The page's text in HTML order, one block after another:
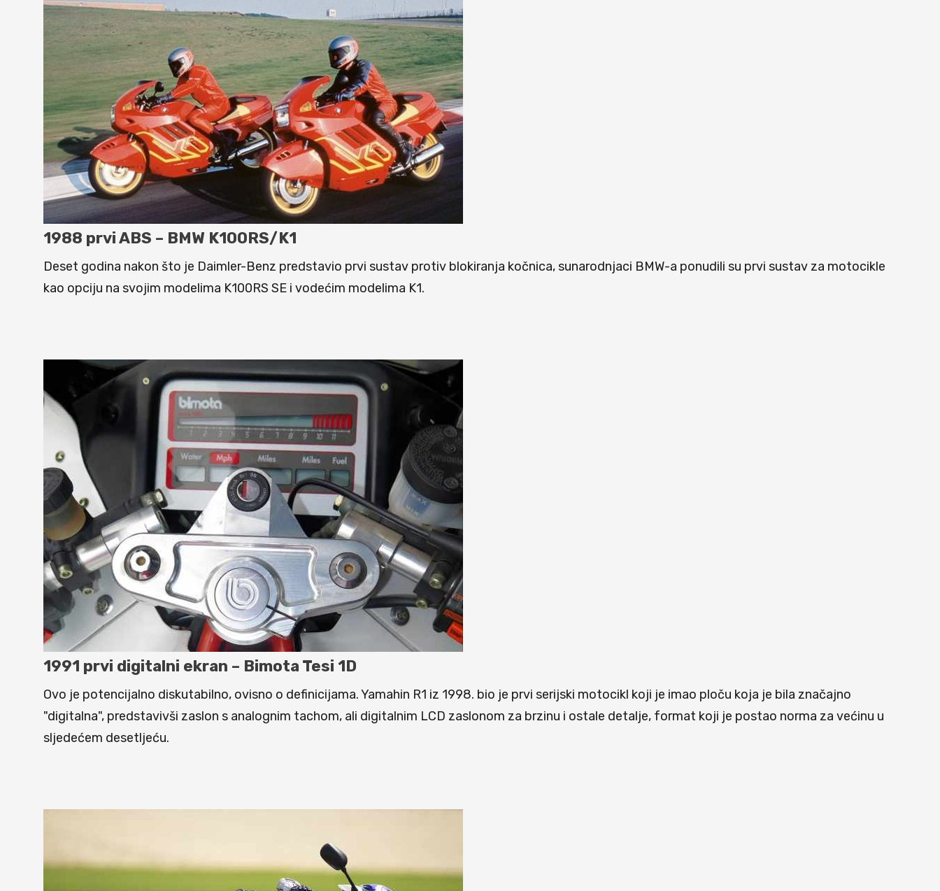
1988 prvi ABS – BMW K100RS/K1
Deset godina nakon što je Daimler-Benz predstavio prvi sustav protiv blokiranja kočnica, sunarodnjaci BMW-a ponudili su prvi sustav za motocikle
kao opciju na svojim modelima K100RS SE i vodećim modelima K1.
1991 prvi digitalni ekran – Bimota Tesi 1D
Ovo je potencijalno diskutabilno, ovisno o definicijama. Yamahin R1 iz 1998. bio je prvi serijski motocikl koji je imao ploču koja je bila značajno
"digitalna", predstavivši zaslon s analognim tachom, ali digitalnim LCD zaslonom za brzinu i ostale detalje, format koji je postao norma za većinu u
sljedećem desetljeću.